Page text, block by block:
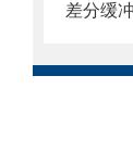
差分缓